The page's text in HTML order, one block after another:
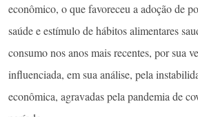
econômico, o que favoreceu a adoção de
saúde e estímulo de hábitos alimentares
consumo nos anos mais recentes, por sua
influenciada, em sua análise, pela
econômica, agravadas pela pandemia de